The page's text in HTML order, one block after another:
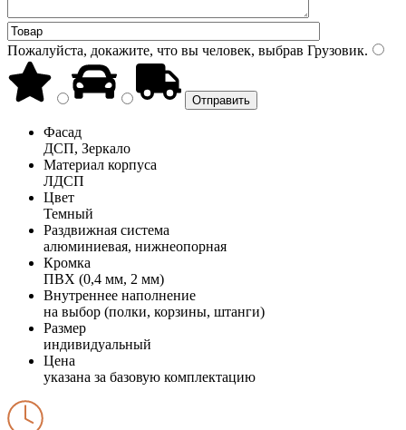
Пожалуйста, докажите, что вы человек, выбрав Грузовик.
Фасад
ДСП, Зеркало
Материал корпуса
ЛДСП
Цвет
Темный
Раздвижная система
алюминиевая, нижнеопорная
Кромка
ПВХ (0,4 мм, 2 мм)
Внутреннее наполнение
на выбор (полки, корзины, штанги)
Размер
индивидуальный
Цена
указана за базовую комплектацию